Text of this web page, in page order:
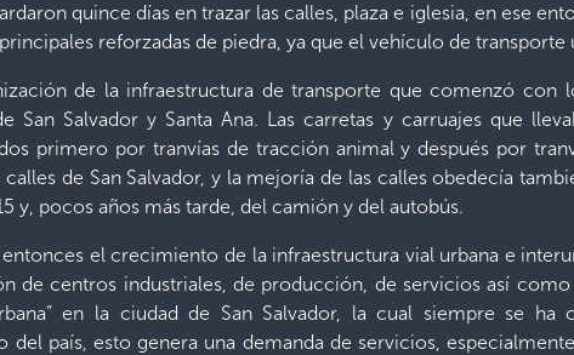
quince días en trazar las calles, plaza e iglesia, en ese
reforzadas de piedra, ya que el vehículo de
de la infraestructura de transporte que comenzó con
San Salvador y Santa Ana. Las carretas y carruajes que
primero por tranvías de tracción animal y después por
calles de San Salvador, y la mejoría de las calles obedecía
y, pocos años más tarde, del camión y del autobús.
el crecimiento de la infraestructura vial urbana e
de centros industriales, de producción, de servicios así
en la ciudad de San Salvador, la cual siempre se
del país, esto genera una demanda de servicios,